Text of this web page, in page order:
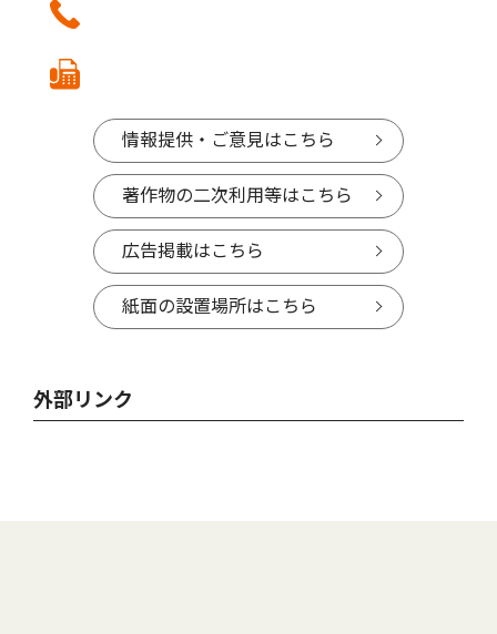
情報提供・ご意見はこちら
著作物の二次利用等はこちら
広告掲載はこちら
紙面の設置場所はこちら
外部リンク